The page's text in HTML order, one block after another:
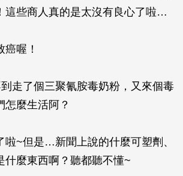
這些商人真的是太沒有良心了啦…
喔！
走了個三聚氰胺毒奶粉，又來個毒
怎麼生活阿？
啦~但是…新聞上說的什麼可塑劑、
什麼東西啊？聽都聽不懂~